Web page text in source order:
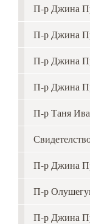
П-р Джина
П-р Джина
П-р Джина
П-р Джина
П-р Таня
П-р Джина
П-р
П-р Джина